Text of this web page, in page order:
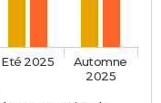
Eté 2025
Automne
2025